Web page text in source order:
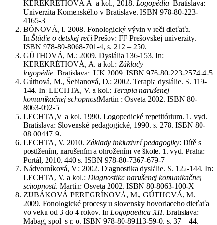
KEREKRÉTIOVÁ A. a kol., 2018. Logopédia. Bratislava:
Univerzita Komenského v Bratislave. ISBN 978-80-223-
4165-3
BÓNOVÁ, I. 2008. Fonologický vývin v reči dieťaťa.
In Štúdie o detskej reči.Prešov: FF Prešovskej univerzity.
ISBN 978-80-8068-701-4, s. 212 – 250.
GÚTHOVÁ, M.: 2009. Dyslália 136-153. In:
KEREKRÉTIOVÁ, A. a kol.: Základy
logopédie. Bratislava: UK 2009. ISBN 976-80-223-2574-4-5
Gúthová, M., Šebianová, D.: 2002. Terapia dyslálie. S. 119-
144. In: LECHTA, V. a kol.: Terapia narušenej
komunikačnej schopnostMartin : Osveta 2002. ISBN 80-
8063-092-5
LECHTA,V. a kol. 1990. Logopedické repetitórium. 1. vyd.
Bratislava: Slovenské pedagogické, 1990. s. 278. ISBN 80-
08-00447-9.
LECHTA, V. 2010. Základy inkluzivní pedagogiky: Dítě s
postižením, narušením a ohrožením ve škole. 1. vyd. Praha:
Portál, 2010. 440 s. ISBN 978-80-7367-679-7
Nádvorníková, V.: 2002. Diagnostika dyslálie. S. 122-144. In:
LECHTA, V. a kol.: Diagnostika narušenej komunikačnej
schopnosti. Martin: Osveta 2002. ISBN 80-8063-100-X
ZUBÁKOVÁ PEREGRÍNOVÁ, M., GÚTHOVÁ, M.
2009. Fonologické procesy u slovensky hovoriaceho dieťaťa
vo veku od 3 do 4 rokov. In Logopaedica XII. Bratislava:
Mabag, spol. s r. o. ISBN 978-80-89113-59-0. s. 37 – 44.